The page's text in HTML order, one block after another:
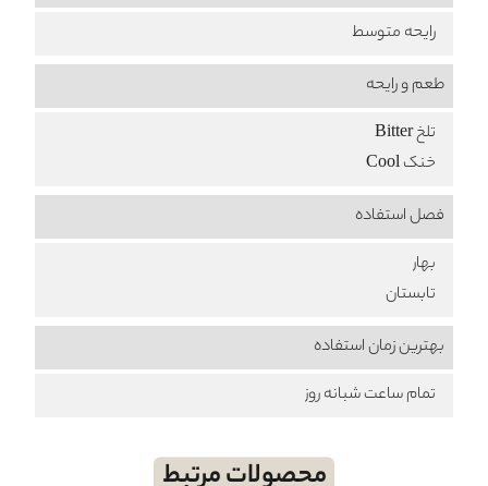
رایحه متوسط
طعم‌ و رایحه
تلخ Bitter
خنک Cool
فصل استفاده
بهار
تابستان
بهترین زمان استفاده
تمام ساعت شبانه روز